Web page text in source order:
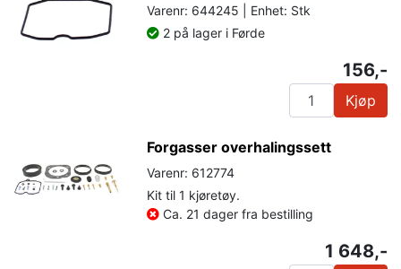
Varenr: 644245 | Enhet: Stk
2 på lager i Førde
156,-
Kjøp
Forgasser overhalingssett
Varenr: 612774
Kit til 1 kjøretøy.
Ca. 21 dager fra bestilling
1 648,-